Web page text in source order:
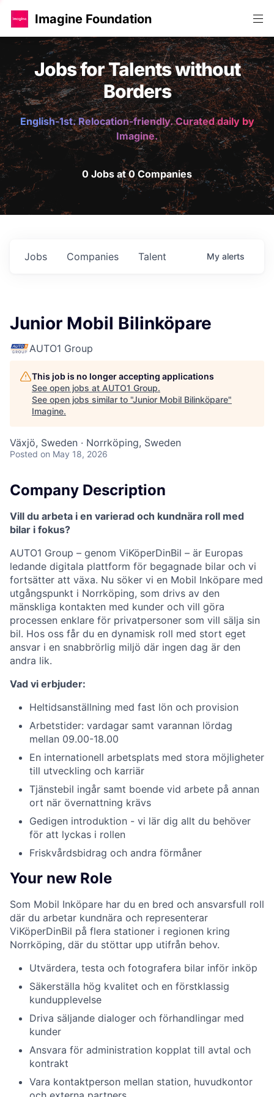
Imagine Foundation
Jobs for Talents without
Borders
English-1st. Relocation-friendly. Curated daily by
Imagine.
0 Jobs at 0 Companies
Jobs Companies Talent My alerts
Junior Mobil Bilinköpare
AUTO1 Group
This job is no longer accepting applications
See open jobs at AUTO1 Group.
See open jobs similar to "Junior Mobil Bilinköpare"
Imagine.
Växjö, Sweden · Norrköping, Sweden
Posted on May 18, 2026
Company Description
Vill du arbeta i en varierad och kundnära roll med
bilar i fokus?
AUTO1 Group – genom ViKöperDinBil – är Europas
ledande digitala plattform för begagnade bilar och vi
fortsätter att växa. Nu söker vi en Mobil Inköpare med
utgångspunkt i Norrköping, som drivs av den
mänskliga kontakten med kunder och vill göra
processen enklare för privatpersoner som vill sälja sin
bil. Hos oss får du en dynamisk roll med stort eget
ansvar i en snabbrörlig miljö där ingen dag är den
andra lik.
Vad vi erbjuder:
Heltidsanställning med fast lön och provision
Arbetstider: vardagar samt varannan lördag
mellan 09.00-18.00
En internationell arbetsplats med stora möjligheter
till utveckling och karriär
Tjänstebil ingår samt boende vid arbete på annan
ort när övernattning krävs
Gedigen introduktion - vi lär dig allt du behöver
för att lyckas i rollen
Friskvårdsbidrag och andra förmåner
Your new Role
Som Mobil Inköpare har du en bred och ansvarsfull roll
där du arbetar kundnära och representerar
ViKöperDinBil på flera stationer i regionen kring
Norrköping, där du stöttar upp utifrån behov.
Utvärdera, testa och fotografera bilar inför inköp
Säkerställa hög kvalitet och en förstklassig
kundupplevelse
Driva säljande dialoger och förhandlingar med
kunder
Ansvara för administration kopplat till avtal och
kontrakt
Vara kontaktperson mellan station, huvudkontor